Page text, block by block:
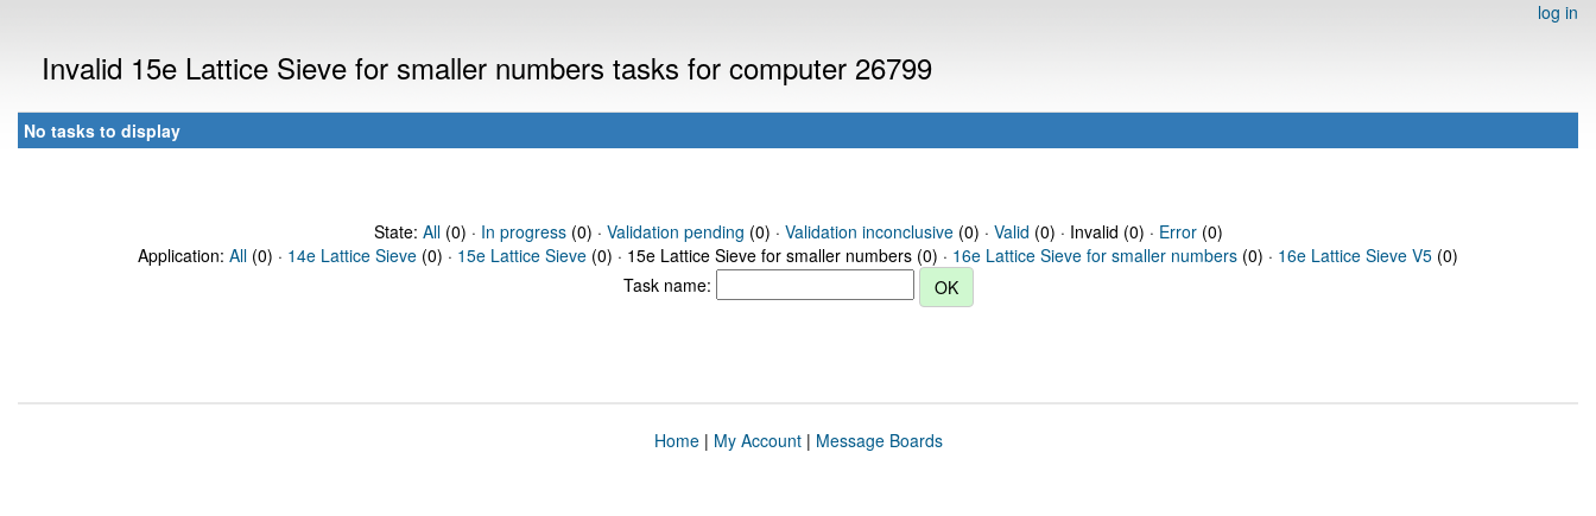
log in
Invalid 15e Lattice Sieve for smaller numbers tasks for computer 26799
No tasks to display
State: All(0) · In progress(0) · Validation pending (0) · Validation inconclusive(0) · Valid (0) · Invalid (0) · Error(0)
Application: All (0) · 14e Lattice Sieve (0) · 15e Lattice Sieve (0) · 15e Lattice Sieve for smaller numbers (0) · 16e Lattice Sieve for smaller numbers (0) · 16e Lattice Sieve V5 (0)
Task name:
Home| My Account| Message Boards